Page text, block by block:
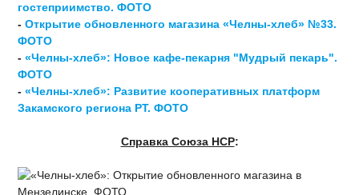
гостеприимство. ФОТО
-Открытие обновленного магазина «Челны-хлеб» №33.
ФОТО
-«Челны-хлеб»: Новое кафе-пекарня "Мудрый пекарь".
ФОТО
-«Челны-хлеб»: Развитие кооперативных платформ
Закамского региона РТ. ФОТО
Справка Союза НСР: